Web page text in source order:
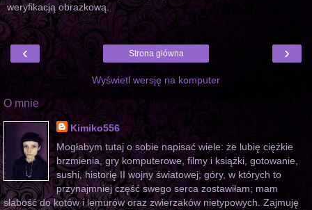
weryfikacją obrazkową.
‹ ›
Strona główna
Wyświetl wersję na komputer
O mnie
Kimiko556
Mogłabym tutaj o sobie napisać wiele: że lubię ciężkie
brzmienia, gry komputerowe, filmy i książki, gotowanie,
sushi, historię II wojny światowej; góry, w których to
przynajmniej część swego serca zostawiłam; mam
słabość do kotów i lemurów oraz zwierzaków nietypowych. Zajmuję